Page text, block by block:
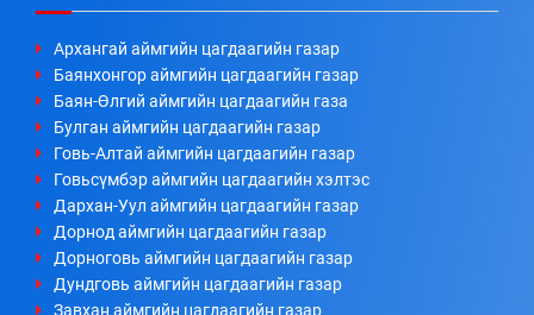
Архангай аймгийн цагдаагийн газар
Баянхонгор аймгийн цагдаагийн газар
Баян-Өлгий аймгийн цагдаагийн газа
Булган аймгийн цагдаагийн газар
Говь-Алтай аймгийн цагдаагийн газар
Говьсүмбэр аймгийн цагдаагийн хэлтэс
Дархан-Уул аймгийн цагдаагийн газар
Дорнод аймгийн цагдаагийн газар
Дорноговь аймгийн цагдаагийн газар
Дундговь аймгийн цагдаагийн газар
Завхан аймгийн цагдаагийн газар